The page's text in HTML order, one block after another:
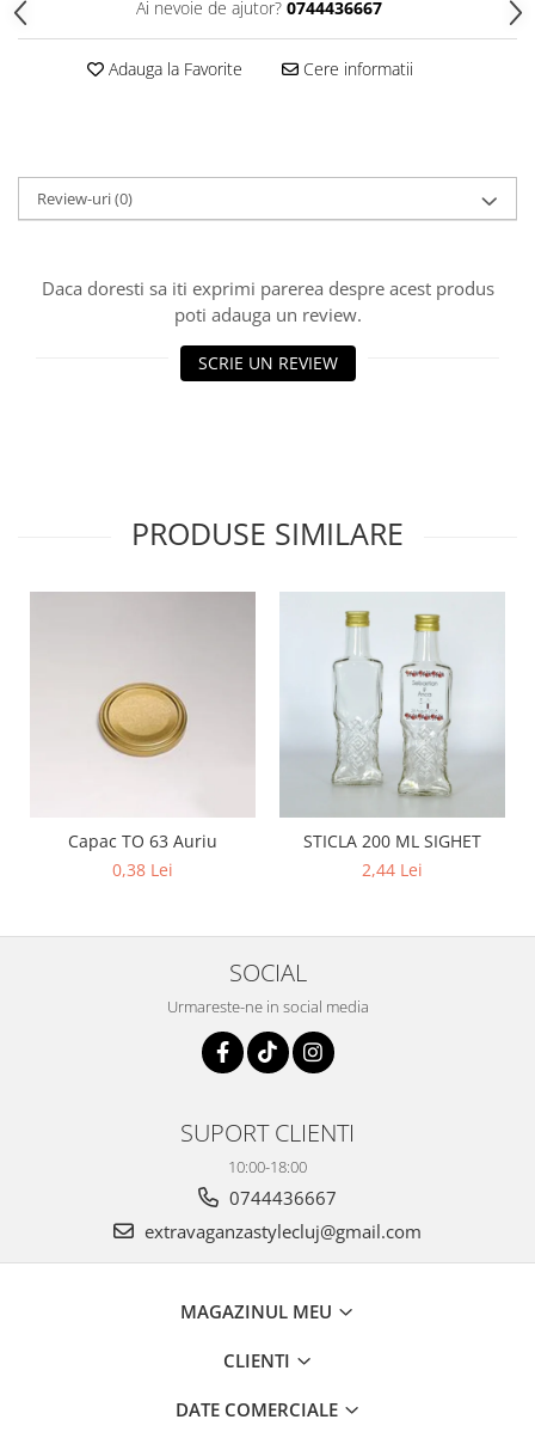
Ai nevoie de ajutor? 0744436667
Adauga la Favorite Cere informatii
Review-uri(0)
Daca doresti sa iti exprimi parerea despre acest produs
poti adauga un review.
SCRIE UN REVIEW
PRODUSE SIMILARE
Capac TO 63 Auriu
0,38 Lei
STICLA 200 ML SIGHET
2,44 Lei
SOCIAL
Urmareste-ne in social media
SUPORT CLIENTI
10:00-18:00
0744436667
extravaganzastylecluj@gmail.com
MAGAZINUL MEU
CLIENTI
DATE COMERCIALE